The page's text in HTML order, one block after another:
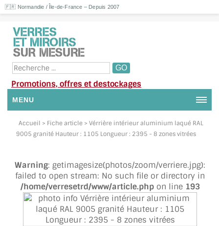
🇫🇷 Normandie / Île-de-France – Depuis 2007
Promotions, offres et destockages
MENU
NOUS CONTACTER
DEMANDE DE DEVIS
SUIVI DE DEVIS
SUIVI DE COMMANDE
Accueil > Fiche article > Vérrière intérieur aluminium laqué RAL
9005 granité Hauteur : 1105 Longueur : 2395 - 8 zones vitrées
Warning: getimagesize(photos/zoom/verriere.jpg):
failed to open stream: No such file or directory in
/home/verresetrd/www/article.phpon line 193